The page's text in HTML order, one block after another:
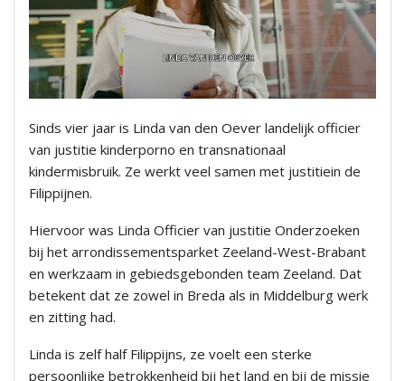
Sinds vier jaar is Linda van den Oever landelijk officier
van justitie kinderporno en transnationaal
kindermisbruik. Ze werkt veel samen met justitiein de
Filippijnen.
Hiervoor was Linda Officier van justitie Onderzoeken
bij het arrondissementsparket Zeeland-West-Brabant
en werkzaam in gebiedsgebonden team Zeeland. Dat
betekent dat ze zowel in Breda als in Middelburg werk
en zitting had.
Linda is zelf half Filippijns, ze voelt een sterke
persoonlijke betrokkenheid bij het land en bij de missie